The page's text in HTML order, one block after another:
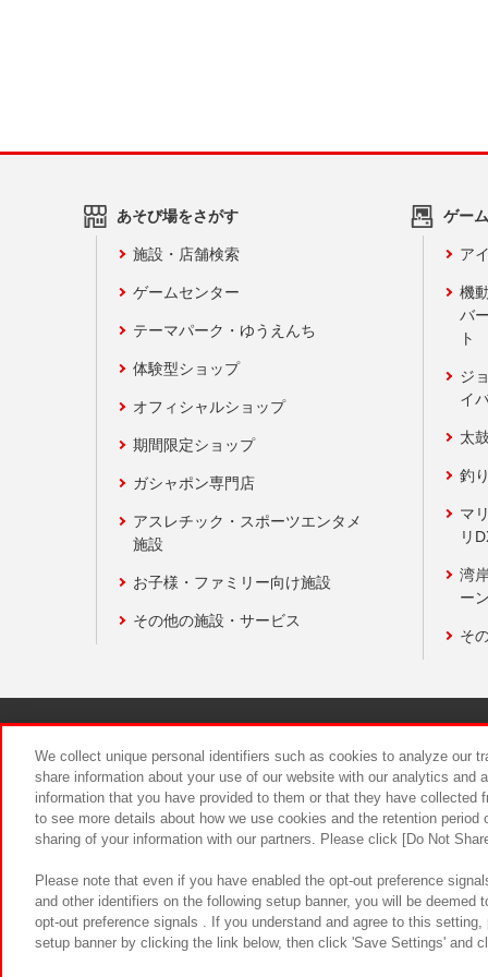
あそび場をさがす
施設・店舗検索
ゲームセンター
テーマパーク・ゆうえんち
体験型ショップ
オフィシャルショップ
期間限定ショップ
ガシャポン専門店
アスレチック・スポーツエンタメ
施設
お子様・ファミリー向け施設
その他の施設・サービス
ゲー
ア
機
バ
ト
ジ
イ
太
釣
マ
リ
湾
ー
そ
食品のご
We collect unique personal identifiers such as cookies to analyze our
share information about your use of our website with our analytics and
information that you have provided to them or that they have
to see more details about how we use cookies and the retention
sharing of your information with our partners. Please click [Do Not
Please note that even if you have enabled the opt-out preference
and other identifiers on the following setup banner, you will be
opt-out preference signals . If you understand and agree to this
setup banner by clicking the link below, then click 'Save Settings' and